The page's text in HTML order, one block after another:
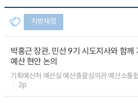
지방재정
박홍근 장관, 민선 9기 시도지사와 함께
예산 현안 논의
기획예산처 예산실 예산총괄심의관 예산소통
2p